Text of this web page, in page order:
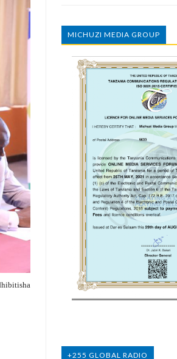
MICHUZI MEDIA GROUP
+255 GLOBAL RADIO